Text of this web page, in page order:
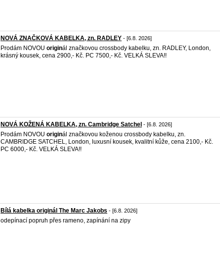
NOVÁ ZNAČKOVÁ KABELKA, zn. RADLEY - [6.8. 2026]
Prodám NOVOU originál značkovou crossbody kabelku, zn. RADLEY, London,
krásný kousek, cena 2900,- Kč. PC 7500,- Kč. VELKÁ SLEVA!!
NOVÁ KOŽENÁ KABELKA, zn. Cambridge Satchel - [6.8. 2026]
Prodám NOVOU originál značkovou koženou crossbody kabelku, zn.
CAMBRIDGE SATCHEL, London, luxusní kousek, kvalitní kůže, cena 2100,- Kč.
PC 6000,- Kč. VELKÁ SLEVA!!
Bílá kabelka originál The Marc Jakobs - [6.8. 2026]
odepínací popruh přes rameno, zapínání na zipy